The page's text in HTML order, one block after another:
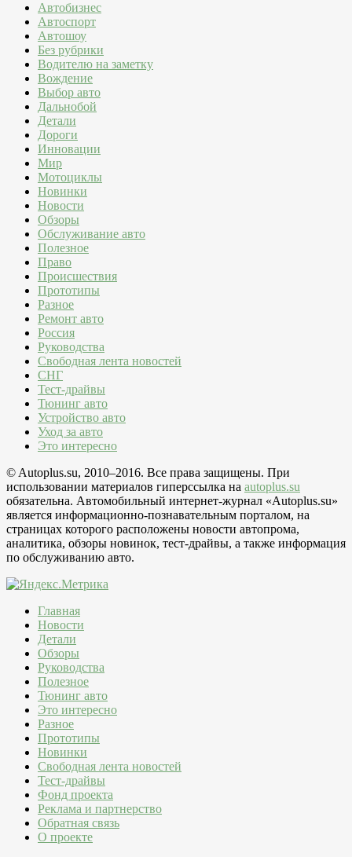
Автобизнес
Автоспорт
Автошоу
Без рубрики
Водителю на заметку
Вождение
Выбор авто
Дальнобой
Детали
Дороги
Инновации
Мир
Мотоциклы
Новинки
Новости
Обзоры
Обслуживание авто
Полезное
Право
Происшествия
Прототипы
Разное
Ремонт авто
Россия
Руководства
Свободная лента новостей
СНГ
Тест-драйвы
Тюнинг авто
Устройство авто
Уход за авто
Это интересно
© Autoplus.su, 2010–2016. Все права защищены. При
использовании материалов гиперссылка на autoplus.su
обязательна. Автомобильный интернет-журнал «Autoplus.su»
является информационно-познавательным порталом, на
страницах которого расположены новости автопрома,
аналитика, обзоры новинок, тест-драйвы, а также информация
по обслуживанию авто.
Главная
Новости
Детали
Обзоры
Руководства
Полезное
Тюнинг авто
Это интересно
Разное
Прототипы
Новинки
Свободная лента новостей
Тест-драйвы
Фонд проекта
Реклама и партнерство
Обратная связь
О проекте